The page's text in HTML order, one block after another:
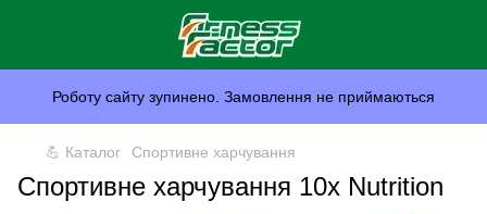
Роботу сайту зупинено. Замовлення не приймаються
💪 Каталог Спортивне харчування
Спортивне харчування 10x Nutrition